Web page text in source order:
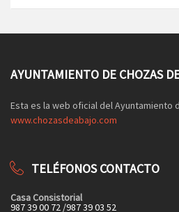
AYUNTAMIENTO DE CHOZAS
Esta es la web oficial del Ayuntamiento
www.chozasdeabajo.com
TELÉFONOS CONTACTO
Casa Consistorial
987 39 00 72 /987 39 03 52